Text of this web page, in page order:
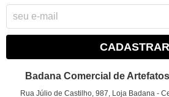
CADASTRAR
Badana Comercial de
Rua Júlio de Castilho, 987, Loja Badana-